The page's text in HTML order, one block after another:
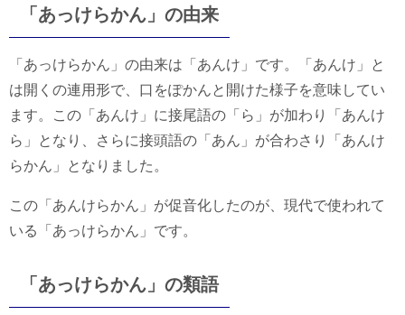
「あっけらかん」の由来
「あっけらかん」の由来は「あんけ」です。「あんけ」と
は開くの連用形で、口をぽかんと開けた様子を意味してい
ます。この「あんけ」に接尾語の「ら」が加わり「あんけ
ら」となり、さらに接頭語の「あん」が合わさり「あんけ
らかん」となりました。
この「あんけらかん」が促音化したのが、現代で使われて
いる「あっけらかん」です。
「あっけらかん」の類語